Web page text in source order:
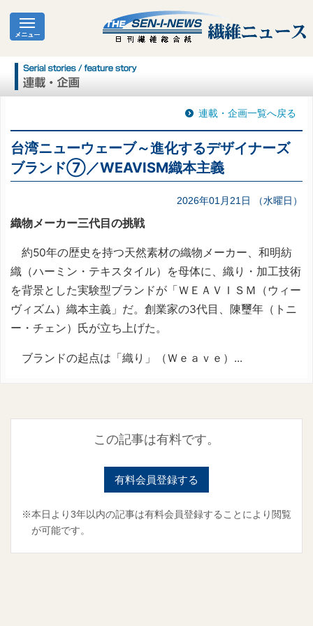
連載・企画一覧へ戻る
台湾ニューウェーブ～進化するデザイナーズ
ブランド⑦／WEAVISM織本主義
2026年01月21日 （水曜日）
織物メーカー三代目の挑戦
約50年の歴史を持つ天然素材の織物メーカー、和明紡
織（ハーミン・テキスタイル）を母体に、織り・加工技術
を背景とした実験型ブランドが「ＷＥＡＶＩＳＭ（ウィー
ヴィズム）織本主義」だ。創業家の3代目、陳璽年（トニ
ー・チェン）氏が立ち上げた。
ブランドの起点は「織り」（Ｗｅａｖｅ）...
この記事は有料です。
有料会員登録する
※本日より3年以内の記事は有料会員登録することにより閲覧
が可能です。